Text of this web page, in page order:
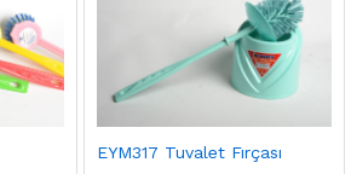
EYM317 Tuvalet Fırçası